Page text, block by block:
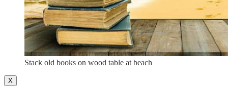
Stack old books on wood table at beach
X